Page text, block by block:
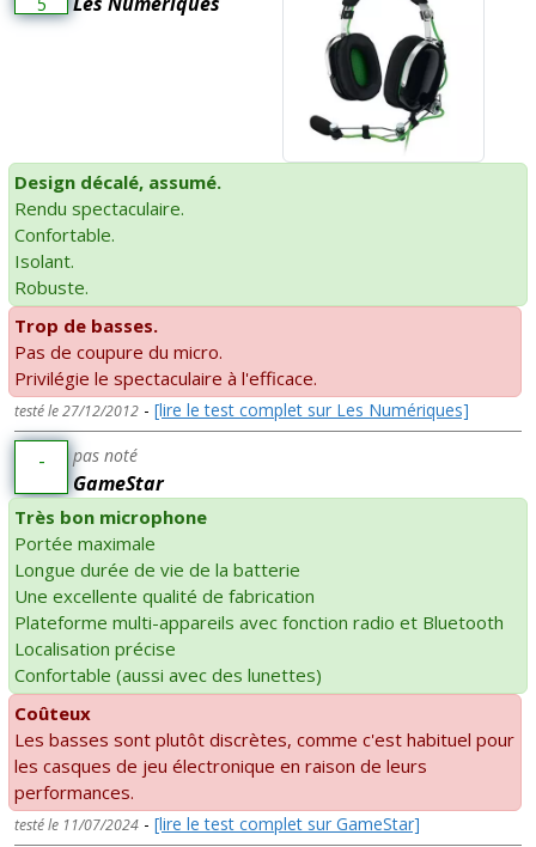
Design décalé, assumé.
Rendu spectaculaire.
Confortable.
Isolant.
Robuste.
Trop de basses.
Pas de coupure du micro.
Privilégie le spectaculaire à l'efficace.
testé le 27/12/2012 - [lire le test complet sur Les Numériques]
- pas noté
GameStar
Très bon microphone
Portée maximale
Longue durée de vie de la batterie
Une excellente qualité de fabrication
Plateforme multi-appareils avec fonction radio et Bluetooth
Localisation précise
Confortable (aussi avec des lunettes)
Coûteux
Les basses sont plutôt discrètes, comme c'est habituel pour
les casques de jeu électronique en raison de leurs
performances.
testé le 11/07/2024 - [lire le test complet sur GameStar]